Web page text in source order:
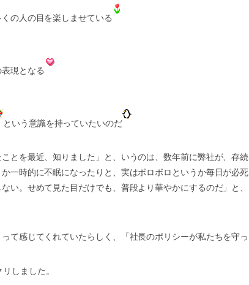
の人の目を楽しませている
現となる
という意識を持っていたいのだ
とを最近、知りました」と、いうのは、数年前に弊社が、存続
一時的に不眠になったりと、実はボロボロというか毎日が必死
い。せめて見た目だけでも、普段より華やかにするのだ」と、
て感じてくれていたらしく、「社長のポリシーが私たちを守っ
しました。